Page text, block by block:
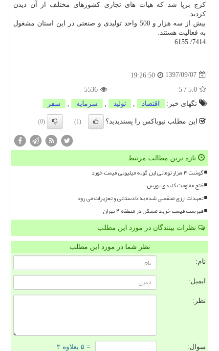
كرج برپا شد كه هیات های تجاری كشورهای مختلف از آن دیدن
كردند.
بیش از سه هزار و 500 واحد تولیدی و صنعتی در این استان مشغول
به فعالیت هستند.
7414/ 6155
1397/09/07
19:26:50
5.0
/
5
5536
تگهای خبر:
اقتصاد تولید سرمایه سفر
این مطلب نیوباکس را پسندیدید؟ (1)
(0)
تازه ترین مطالب مرتبط
گوشت ۴ هزار تومانی این گونه میلیونی قیمت خورد
فتح مقاومت کلیدی بورس
تعهدات ارزی منقضی شده به دادستانی و تعزیرات می رود
فهرست قیمت خرید مسکن در منطقه ۴ تهران
نظرات بینندگان در مورد این مطلب
نظر شما در مورد این مطلب
نام:
ایمیل:
نظر:
سوال: = ۵ بعلاوه ۳